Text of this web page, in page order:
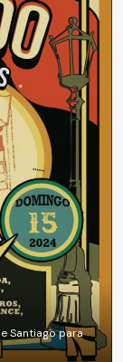
Santiago para